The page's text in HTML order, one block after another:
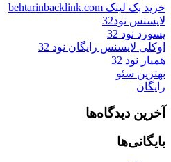
خرید بک لینک behtarinbacklink.com
لایسنس نود32
پسورد نود 32
اوکلی لایسنس رایگان نود 32
همیار نود 32
بهترین سئو
رایگان
آخرین دیدگاه‌ها
بایگانی‌ها